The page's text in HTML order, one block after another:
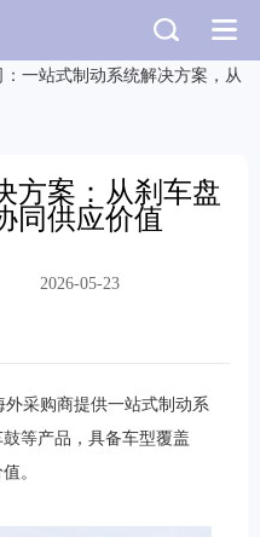
一站式制动系统解决方案，从
方案：从刹车盘
同供应价值
2026-05-23
采购商提供一站式制动系
等产品，具备车型覆盖
。